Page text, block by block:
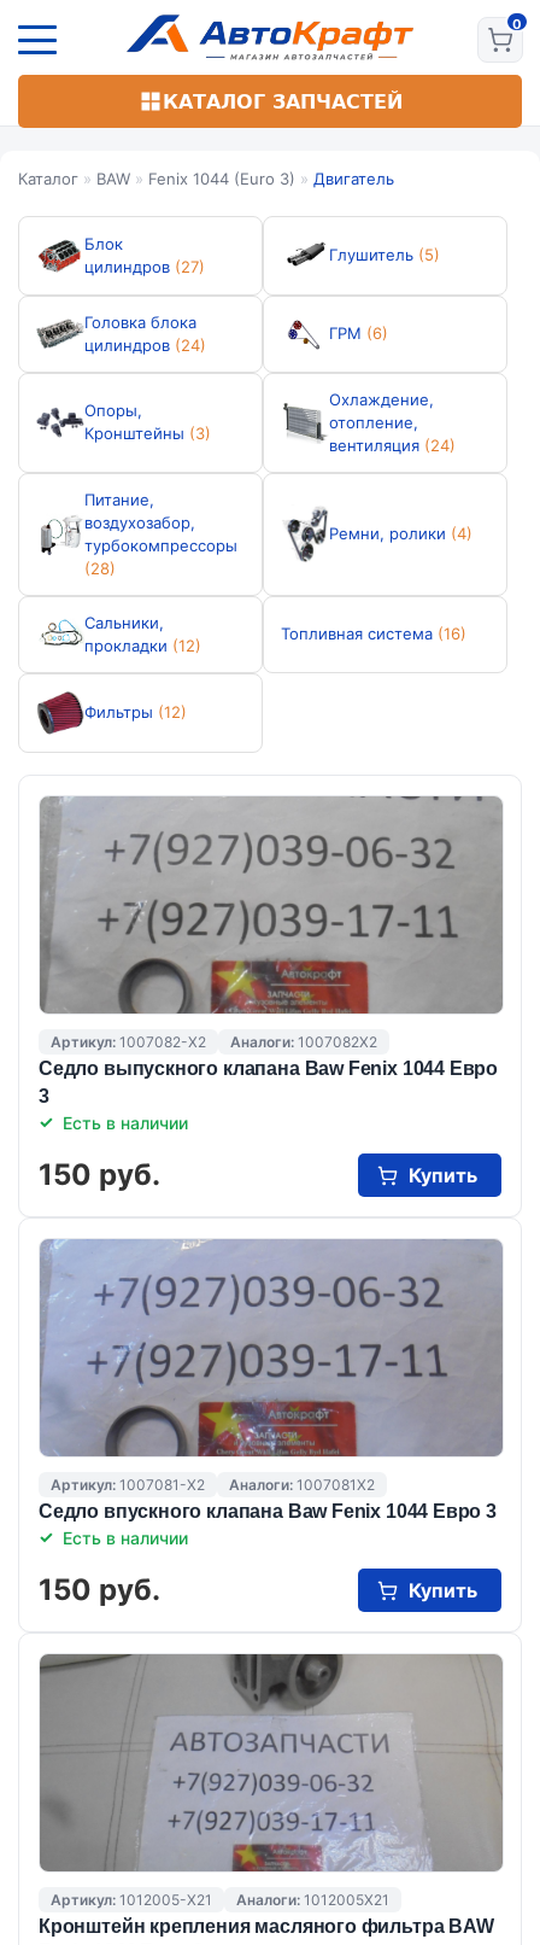
основному
КАТАЛОГ ЗАПЧАСТЕЙ
Каталог » BAW » Fenix 1044 (Euro 3) » Двигатель
Блок
цилиндров (27)
Глушитель (5)
Головка блока
цилиндров (24)
ГРМ (6)
Опоры,
Кронштейны (3)
Охлаждение,
отопление,
вентиляция (24)
Питание,
воздухозабор,
турбокомпрессоры
(28)
Ремни, ролики (4)
Сальники,
прокладки (12)
Топливная система (16)
Фильтры (12)
Артикул: 1007082-X2 Аналоги: 1007082X2
Седло выпускного клапана Baw Fenix 1044 Евро
3
Есть в наличии
150 руб. Купить
Артикул: 1007081-X2 Аналоги: 1007081X2
Седло впускного клапана Baw Fenix 1044 Евро 3
Есть в наличии
150 руб. Купить
Артикул: 1012005-X21 Аналоги: 1012005X21
Кронштейн крепления масляного фильтра BAW